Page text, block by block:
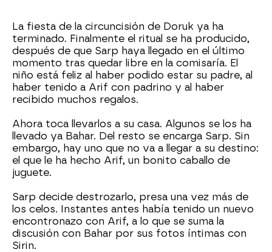
La fiesta de la circuncisión de Doruk ya ha
terminado. Finalmente el ritual se ha producido,
después de que Sarp haya llegado en el último
momento tras quedar libre en la comisaría. El
niño está feliz al haber podido estar su padre, al
haber tenido a Arif con padrino y al haber
recibido muchos regalos.
Ahora toca llevarlos a su casa. Algunos se los ha
llevado ya Bahar. Del resto se encarga Sarp. Sin
embargo, hay uno que no va a llegar a su destino:
el que le ha hecho Arif, un bonito caballo de
juguete.
Sarp decide destrozarlo, presa una vez más de
los celos. Instantes antes había tenido un nuevo
encontronazo con Arif, a lo que se suma la
discusión con Bahar por sus fotos íntimas con
Sirin.